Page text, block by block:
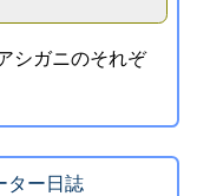
シガニのそれぞ
ター日誌